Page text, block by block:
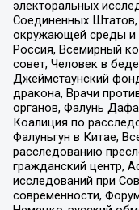
электоральных
Соединенных
окружающей среды и
Россия, Всемирный
совет, Человек в
Джеймстаунский
дракона, Врачи
органов, Фалунь
Коалиция по
Фалуньгун в Китае,
расследованию
гражданский центр,
исследований при
современности,